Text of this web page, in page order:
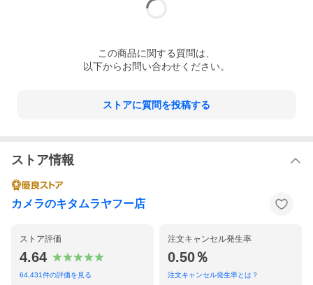
※詳しくはメーカーサイトをご確認下さい。
この商品に関する質問は、
以下からお問い合わせください。
ストアに質問を投稿する
ストア情報
カメラのキタムラヤフー店
ストア評価
4.64
64,431件の評価を見る
注文キャンセル発生率
0.50％
注文キャンセル発生率とは？